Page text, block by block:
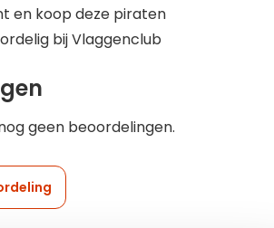
en koop deze piraten
bij Vlaggenclub
geen beoordelingen.